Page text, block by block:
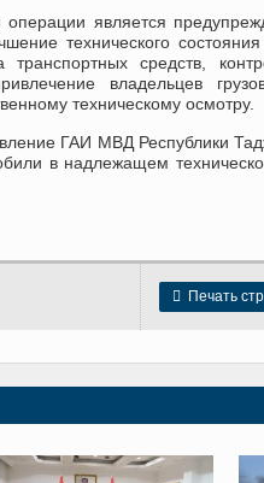
является
технического
транспортных средств,
владельцев
техническому осмотру.
ГАИ МВД Республики
в надлежащем
 Печать